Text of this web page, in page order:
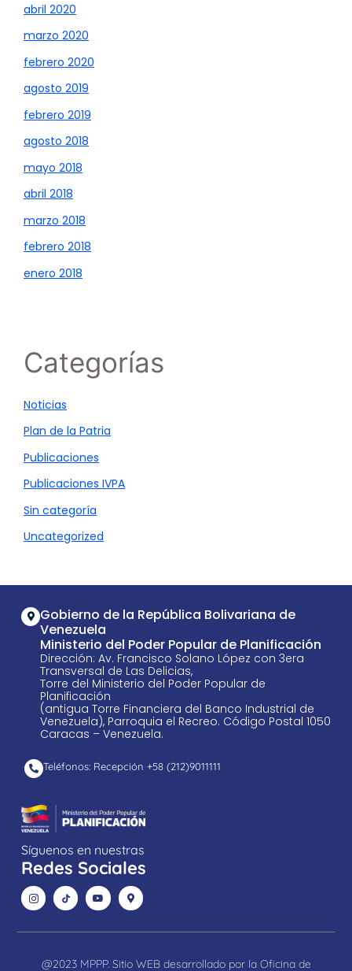
abril 2020
marzo 2020
febrero 2020
agosto 2019
febrero 2019
agosto 2018
mayo 2018
abril 2018
marzo 2018
febrero 2018
enero 2018
Categorías
Noticias
Plan de la Patria
Publicaciones
Publicaciones IVPA
Sin categoría
Uncategorized
Gobierno de la República Bolivariana de
Venezuela
Ministerio del Poder Popular de Planificación
Dirección: Av. Francisco Solano López con 3era
Transversal de Las Delicias,
Torre del Ministerio del Poder Popular de
Planificación
(antigua Torre Financiera del Banco Industrial de
Venezuela), Parroquia el Recreo. Código Postal 1050
Caracas – Venezuela.
Teléfonos: Recepción +58 ​(212)9011111
Síguenos en nuestras
Redes Sociales
@2023 MPPP. Sitio WEB desarrollado por la Oficina de